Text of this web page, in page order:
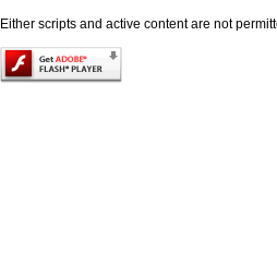
Either scripts and active content are not